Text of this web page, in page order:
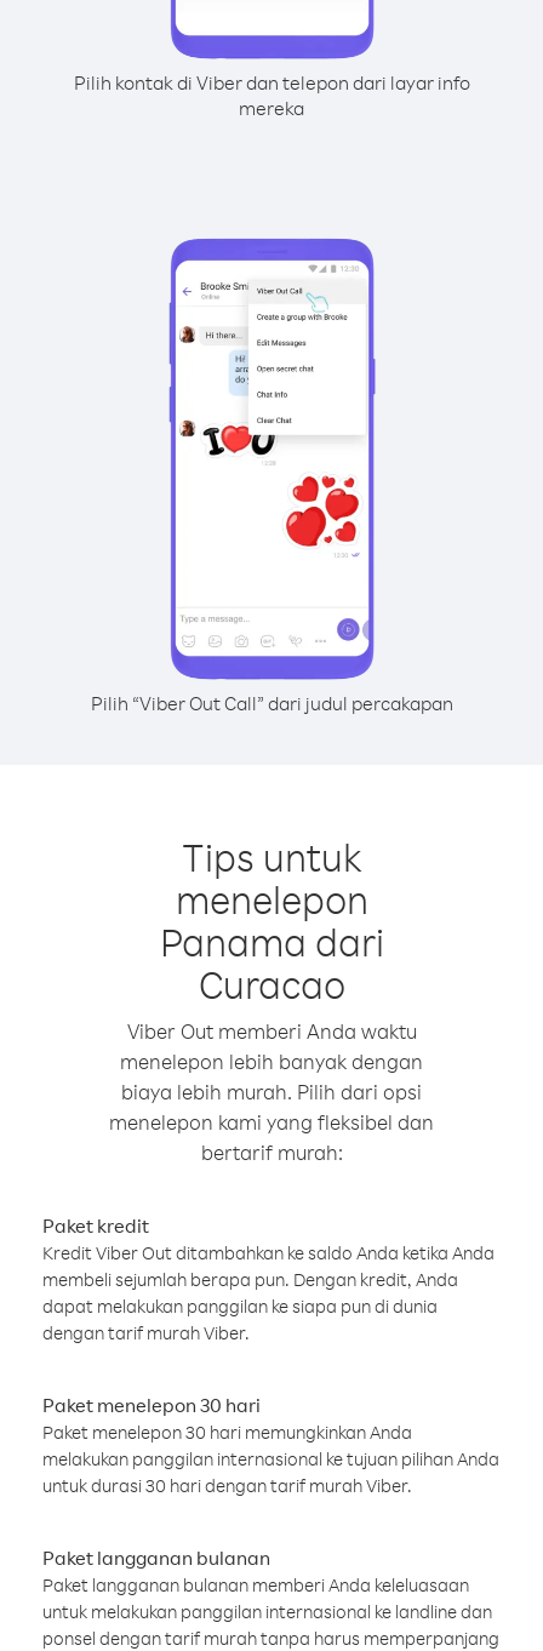
Pilih kontak di Viber dan telepon dari layar info
mereka
Pilih “Viber Out Call” dari judul percakapan
Tips untuk
menelepon
Panama dari
Curacao
Viber Out memberi Anda waktu
menelepon lebih banyak dengan
biaya lebih murah. Pilih dari opsi
menelepon kami yang fleksibel dan
bertarif murah:
Paket kredit
Kredit Viber Out ditambahkan ke saldo Anda ketika Anda
membeli sejumlah berapa pun. Dengan kredit, Anda
dapat melakukan panggilan ke siapa pun di dunia
dengan tarif murah Viber.
Paket menelepon 30 hari
Paket menelepon 30 hari memungkinkan Anda
melakukan panggilan internasional ke tujuan pilihan Anda
untuk durasi 30 hari dengan tarif murah Viber.
Paket langganan bulanan
Paket langganan bulanan memberi Anda keleluasaan
untuk melakukan panggilan internasional ke landline dan
ponsel dengan tarif murah tanpa harus memperpanjang